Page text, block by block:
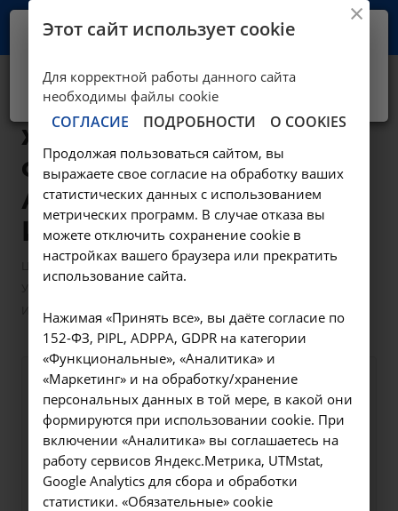
Удаление полипа
женских половых
органов -
А16.20.084 в
Иркутске
Цены в Иркутске — Манипуляции гинекологические
Иркутске
Оформите заявку на сайте,
мы свяжемся с вами в
ближайшее время и ответим
на все интересующие
вопросы.
1200 ₽
Ваш город -Иркутск?
Да, верно Нет, выбрать другой
Этот сайт использует cookie
Для корректной работы данного сайта
необходимы файлы cookie
СОГЛАСИЕ ПОДРОБНОСТИ О COOKIES
Продолжая пользоваться сайтом, вы
выражаете свое согласие на обработку ваших
статистических данных с использованием
метрических программ. В случае отказа вы
можете отключить сохранение cookie в
настройках вашего браузера или прекратить
использование сайта.
Нажимая «Принять все», вы даёте согласие по
152-ФЗ, PIPL, ADPPA, GDPR на категории
«Функциональные», «Аналитика» и
«Маркетинг» и на обработку/хранение
персональных данных в той мере, в какой они
формируются при использовании cookie. При
включении «Аналитика» вы соглашаетесь на
работу сервисов Яндекс.Метрика, UTMstat,
Google Analytics для сбора и обработки
статистики. «Обязательные» cookie